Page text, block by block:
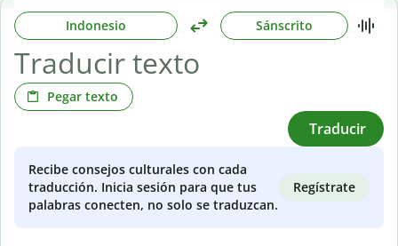
Indonesio Sánscrito
Pegar texto
Traducir
Recibe consejos culturales con cada
traducción. Inicia sesión para que tus
palabras conecten, no solo se traduzcan.
Regístrate